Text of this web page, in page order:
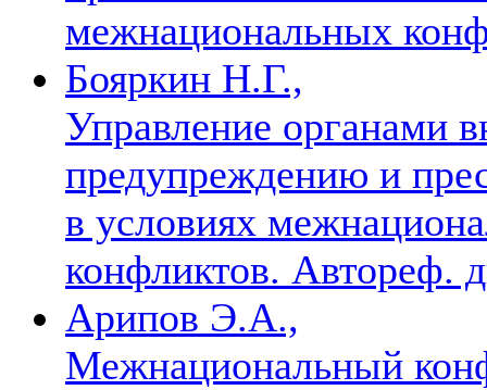
межнациональных
Бояркин Н.Г.,
Управление органами
предупреждению и
в условиях
конфликтов. Автореф.
Арипов Э.А.,
Межнациональный